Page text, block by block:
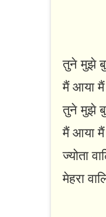
तुने मुझे
मैं आया मैं
तुने मुझे
मैं आया मैं
ज्योता
मेहरा